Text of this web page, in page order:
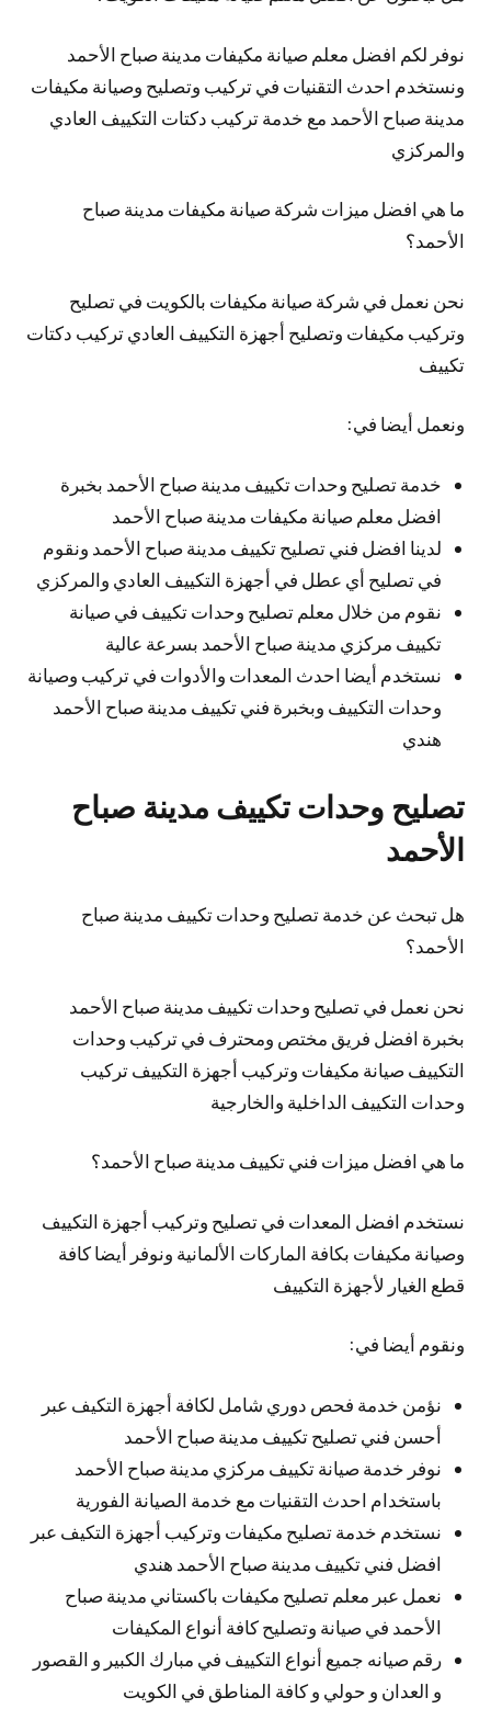
نوفر لكم افضل معلم صيانة مكيفات مدينة صباح الأحمد
ونستخدم احدث التقنيات في تركيب وتصليح وصيانة مكيفات
مدينة صباح الأحمد مع خدمة تركيب دكتات التكييف العادي
والمركزي
ما هي افضل ميزات شركة صيانة مكيفات مدينة صباح
الأحمد؟
نحن نعمل في شركة صيانة مكيفات بالكويت في تصليح
وتركيب مكيفات وتصليح أجهزة التكييف العادي تركيب دكتات
تكييف
ونعمل أيضا في:
خدمة تصليح وحدات تكييف مدينة صباح الأحمد بخبرة
افضل معلم صيانة مكيفات مدينة صباح الأحمد
لدينا افضل فني تصليح تكييف مدينة صباح الأحمد ونقوم
في تصليح أي عطل في أجهزة التكييف العادي والمركزي
نقوم من خلال معلم تصليح وحدات تكييف في صيانة
تكييف مركزي مدينة صباح الأحمد بسرعة عالية
نستخدم أيضا احدث المعدات والأدوات في تركيب وصيانة
وحدات التكييف وبخبرة فني تكييف مدينة صباح الأحمد
هندي
تصليح وحدات تكييف مدينة صباح
الأحمد
هل تبحث عن خدمة تصليح وحدات تكييف مدينة صباح
الأحمد؟
نحن نعمل في تصليح وحدات تكييف مدينة صباح الأحمد
بخبرة افضل فريق مختص ومحترف في تركيب وحدات
التكييف صيانة مكيفات وتركيب أجهزة التكييف تركيب
وحدات التكييف الداخلية والخارجية
ما هي افضل ميزات فني تكييف مدينة صباح الأحمد؟
نستخدم افضل المعدات في تصليح وتركيب أجهزة التكييف
وصيانة مكيفات بكافة الماركات الألمانية ونوفر أيضا كافة
قطع الغيار لأجهزة التكييف
ونقوم أيضا في:
نؤمن خدمة فحص دوري شامل لكافة أجهزة التكيف عبر
أحسن فني تصليح تكييف مدينة صباح الأحمد
نوفر خدمة صيانة تكييف مركزي مدينة صباح الأحمد
باستخدام احدث التقنيات مع خدمة الصيانة الفورية
نستخدم خدمة تصليح مكيفات وتركيب أجهزة التكيف عبر
افضل فني تكييف مدينة صباح الأحمد هندي
نعمل عبر معلم تصليح مكيفات باكستاني مدينة صباح
الأحمد في صيانة وتصليح كافة أنواع المكيفات
رقم صيانه جميع أنواع التكييف في مبارك الكبير و القصور
و العدان و حولي و كافة المناطق في الكويت